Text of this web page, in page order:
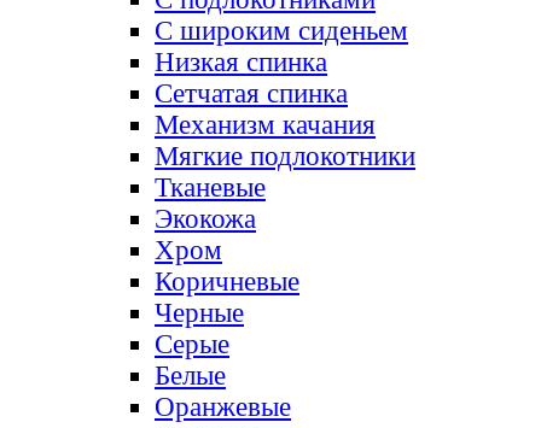
С широким сиденьем
Низкая спинка
Сетчатая спинка
Механизм качания
Мягкие подлокотники
Тканевые
Экокожа
Хром
Коричневые
Черные
Серые
Белые
Оранжевые